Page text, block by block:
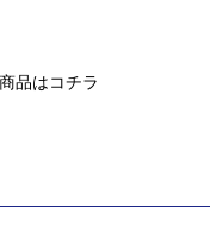
品はコチラ